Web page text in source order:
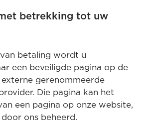
betrekking tot uw
betaling wordt u
een beveiligde pagina op de
gerenommeerde
Die pagina kan het
een pagina op onze website,
ons beheerd.